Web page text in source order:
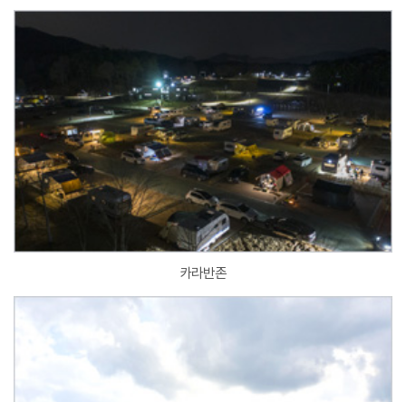
카라반존